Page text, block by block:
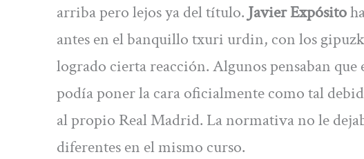
arriba pero lejos ya del título. Javier Expósito
antes en el banquillo txuri urdin, con los
logrado cierta reacción. Algunos pensaban
podía poner la cara oficialmente como tal
al propio Real Madrid. La normativa no le
diferentes en el mismo curso.